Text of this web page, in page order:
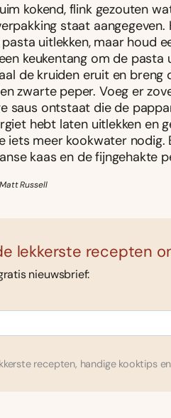
kokend, flink gezouten
staat
uitlekken, maar houd
keukentang om de
de kruiden eruit en breng
zwarte peper. Voeg er
saus ontstaat die de
hebt laten uitlekken en
iets meer kookwater
kaas en de fijngehakte
Russell
lekkerste recepten
nieuwsbrief:
recepten, handige kooktips